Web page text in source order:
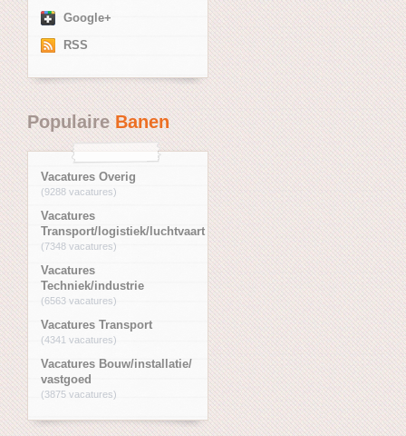
Google+
RSS
PopulaireBanen
Vacatures Overig
(9288 vacatures)
Vacatures
Transport/logistiek/luchtvaart
(7348 vacatures)
Vacatures
Techniek/industrie
(6563 vacatures)
Vacatures Transport
(4341 vacatures)
Vacatures Bouw/installatie/
vastgoed
(3875 vacatures)